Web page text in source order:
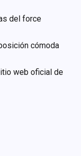
del force
cómoda
web oficial de